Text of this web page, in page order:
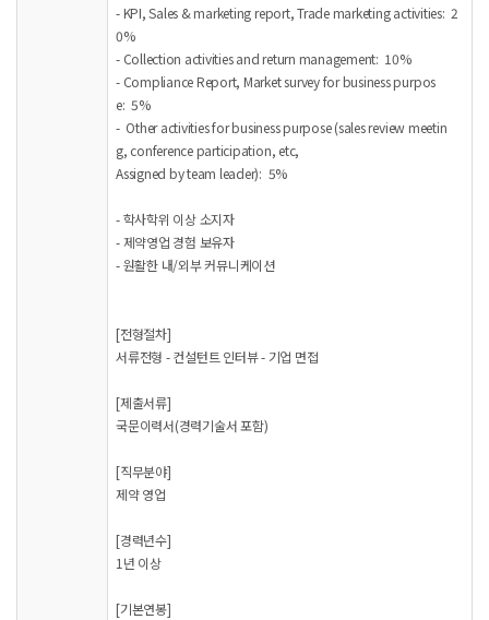
- KPI, Sales & marketing report, Trade marketing activities: 2
0%
- Collection activities and return management: 10%
- Compliance Report, Market survey for business purpos
e: 5%
- Other activities for business purpose (sales review meetin
g, conference participation, etc,
Assigned by team leader): 5%
- 학사학위 이상 소지자
- 제약영업 경험 보유자
- 원활한 내/외부 커뮤니케이션
[전형절차]
서류전형 - 컨설턴트 인터뷰 - 기업 면접
[제출서류]
국문이력서(경력기술서 포함)
[직무분야]
제약 영업
[경력년수]
1년 이상
[기본연봉]